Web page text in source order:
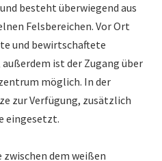
besteht überwiegend aus
Felsbereichen. Vor Ort
und bewirtschaftete
ist der Zugang über
möglich. In der
zur Verfügung, zusätzlich
eingesetzt.
dem weißen